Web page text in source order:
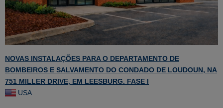
NOVAS INSTALAÇÕES PARA O DEPARTAMENTO DE
BOMBEIROS E SALVAMENTO DO CONDADO DE LOUDOUN, NA
751 MILLER DRIVE, EM LEESBURG. FASE I
USA